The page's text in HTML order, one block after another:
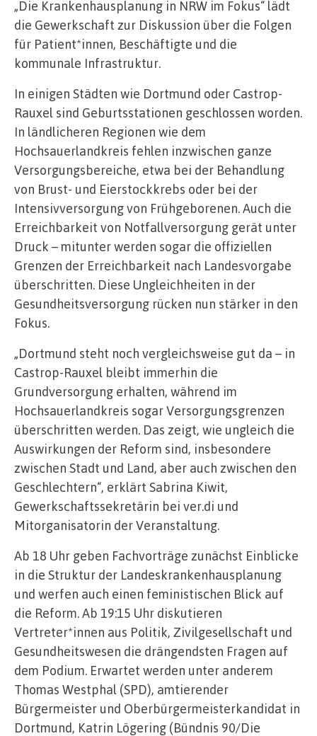
„Die Krankenhausplanung in NRW im Fokus“ lädt
die Gewerkschaft zur Diskussion über die Folgen
für Patient*innen, Beschäftigte und die
kommunale Infrastruktur.
In einigen Städten wie Dortmund oder Castrop-
Rauxel sind Geburtsstationen geschlossen worden.
In ländlicheren Regionen wie dem
Hochsauerlandkreis fehlen inzwischen ganze
Versorgungsbereiche, etwa bei der Behandlung
von Brust- und Eierstockkrebs oder bei der
Intensivversorgung von Frühgeborenen. Auch die
Erreichbarkeit von Notfallversorgung gerät unter
Druck – mitunter werden sogar die offiziellen
Grenzen der Erreichbarkeit nach Landesvorgabe
überschritten. Diese Ungleichheiten in der
Gesundheitsversorgung rücken nun stärker in den
Fokus.
„Dortmund steht noch vergleichsweise gut da – in
Castrop-Rauxel bleibt immerhin die
Grundversorgung erhalten, während im
Hochsauerlandkreis sogar Versorgungsgrenzen
überschritten werden. Das zeigt, wie ungleich die
Auswirkungen der Reform sind, insbesondere
zwischen Stadt und Land, aber auch zwischen den
Geschlechtern“, erklärt Sabrina Kiwit,
Gewerkschaftssekretärin bei ver.di und
Mitorganisatorin der Veranstaltung.
Ab 18 Uhr geben Fachvorträge zunächst Einblicke
in die Struktur der Landeskrankenhausplanung
und werfen auch einen feministischen Blick auf
die Reform. Ab 19:15 Uhr diskutieren
Vertreter*innen aus Politik, Zivilgesellschaft und
Gesundheitswesen die drängendsten Fragen auf
dem Podium. Erwartet werden unter anderem
Thomas Westphal (SPD), amtierender
Bürgermeister und Oberbürgermeisterkandidat in
Dortmund, Katrin Lögering (Bündnis 90/Die